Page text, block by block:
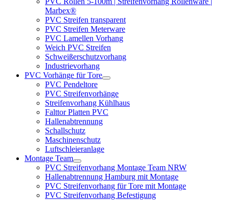
Marbex®
PVC Streifen transparent
PVC Streifen Meterware
PVC Lamellen Vorhang
Weich PVC Streifen
Schweißerschutzvorhang
Industrievorhang
PVC Vorhänge für Tore
PVC Pendeltore
PVC Streifenvorhänge
Streifenvorhang Kühlhaus
Falttor Platten PVC
Hallenabtrennung
Schallschutz
Maschinenschutz
Luftschleieranlage
Montage Team
PVC Streifenvorhang Montage Team NRW
Hallenabtrennung Hamburg mit Montage
PVC Streifenvorhang für Tore mit Montage
PVC Streifenvorhang Befestigung